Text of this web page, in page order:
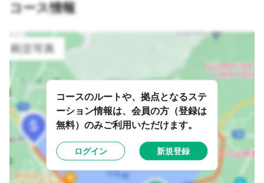
コース情報
コースのルートや、拠点となるステ
ーション情報は、会員の方（登録は
無料）のみご利用いただけます。
ログイン 新規登録